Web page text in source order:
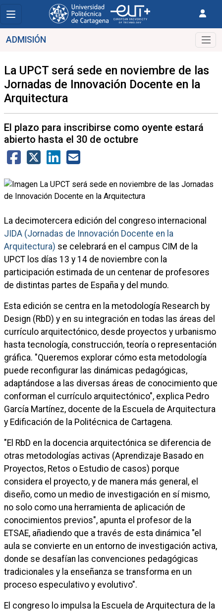
ADMISIÓN
La UPCT será sede en noviembre de las
Jornadas de Innovación Docente en la
Arquitectura
El plazo para inscribirse como oyente estará
abierto hasta el 30 de octubre
La decimotercera edición del congreso internacional
JIDA (Jornadas de Innovación Docente en la
Arquitectura) se celebrará en el campus CIM de la
UPCT los días 13 y 14 de noviembre con la
participación estimada de un centenar de profesores
de distintas partes de España y del mundo.
Esta edición se centra en la metodología Research by
Design (RbD) y en su integración en todas las áreas del
currículo arquitectónico, desde proyectos y urbanismo
hasta tecnología, construcción, teoría o representación
gráfica. "Queremos explorar cómo esta metodología
puede reconfigurar las dinámicas pedagógicas,
adaptándose a las diversas áreas de conocimiento que
conforman el currículo arquitectónico", explica Pedro
García Martínez, docente de la Escuela de Arquitectura
y Edificación de la Politécnica de Cartagena.
"El RbD en la docencia arquitectónica se diferencia de
otras metodologías activas (Aprendizaje Basado en
Proyectos, Retos o Estudio de casos) porque
considera el proyecto, y de manera más general, el
diseño, como un medio de investigación en sí mismo,
no solo como una herramienta de aplicación de
conocimientos previos", apunta el profesor de la
ETSAE, añadiendo que a través de esta dinámica "el
aula se convierte en un entorno de investigación activa,
donde se desafían las convenciones pedagógicas
tradicionales y la enseñanza se transforma en un
proceso especulativo y evolutivo".
El congreso lo impulsa la Escuela de Arquitectura de la